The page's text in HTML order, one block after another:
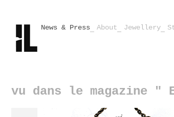
News & Press About Jewellery
vu dans le magazine "